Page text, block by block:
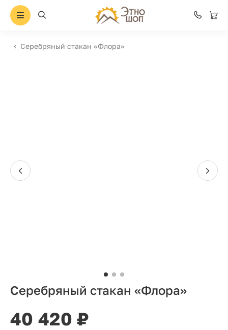
Серебряный стакан «Флора»
Серебряный стакан «Флора»
40 420 ₽